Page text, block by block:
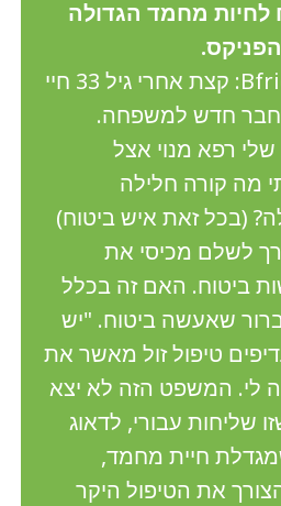
לחיות מחמד הגדולה
צחי מנכ"ל Bfriend: קצת אחרי גיל 33 חיי
חבר חדש למשפחה.
רפא מנוי אצל
מה קורה חלילה
(בכל זאת איש ביטוח)
לשלם מכיסי את
ביטוח. האם זה בכלל
שאעשה ביטוח. "יש
טיפול זול מאשר את
לי. המשפט הזה לא יצא
שליחות עבורי, לדאוג
חיית מחמד,
את הטיפול היקר